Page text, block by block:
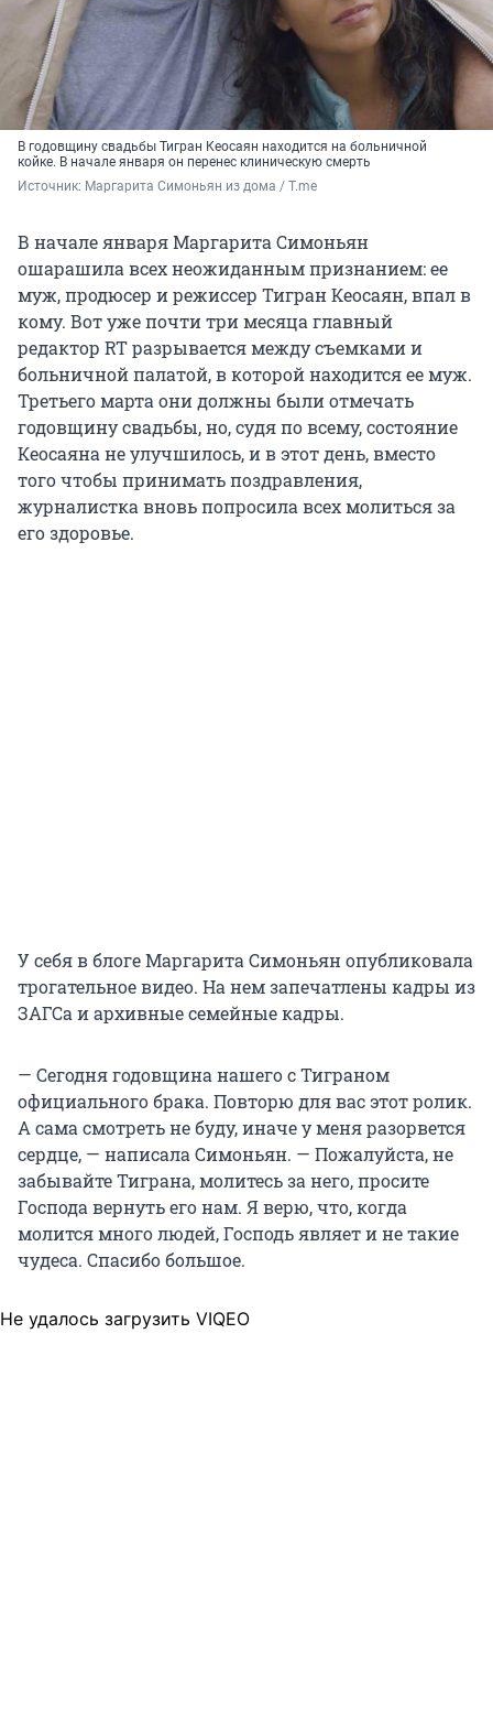
В годовщину свадьбы Тигран Кеосаян находится на больничной
койке. В начале января он перенес клиническую смерть
Источник: Маргарита Симоньян из дома / T.me
В начале января Маргарита Симоньян
ошарашила всех неожиданным признанием: ее
муж, продюсер и режиссер Тигран Кеосаян, впал в
кому. Вот уже почти три месяца главный
редактор RT разрывается между съемками и
больничной палатой, в которой находится ее муж.
Третьего марта они должны были отмечать
годовщину свадьбы, но, судя по всему, состояние
Кеосаяна не улучшилось, и в этот день, вместо
того чтобы принимать поздравления,
журналистка вновь попросила всех молиться за
его здоровье.
У себя в блоге Маргарита Симоньян опубликовала
трогательное видео. На нем запечатлены кадры из
ЗАГСа и архивные семейные кадры.
— Сегодня годовщина нашего с Тиграном
официального брака. Повторю для вас этот ролик.
А сама смотреть не буду, иначе у меня разорвется
сердце, — написала Симоньян. — Пожалуйста, не
забывайте Тиграна, молитесь за него, просите
Господа вернуть его нам. Я верю, что, когда
молится много людей, Господь являет и не такие
чудеса. Спасибо большое.
Не удалось загрузить VIQEO